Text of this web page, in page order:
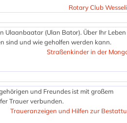
Rotary Club
(Ulan Bator). Über Ihr Leben
sind und wie geholfen werden kann.
Straßenkinder in der
und Freundes ist mit großem
Trauer verbunden.
Traueranzeigen und Hilfen zur